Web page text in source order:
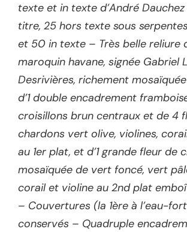
texte et in texte d’André
titre, 25 hors texte sous
et 50 in texte – Très belle reliure
maroquin havane, signée Gabriel
Desrivières, richement
d’1 double encadrement
croisillons brun centraux et de 4
chardons vert olive, violines,
au 1er plat, et d’1 grande fleur de
mosaïquée de vert foncé, vert
corail et violine au 2nd plat
– Couvertures (la 1ère à l’eau-
conservés – Quadruple